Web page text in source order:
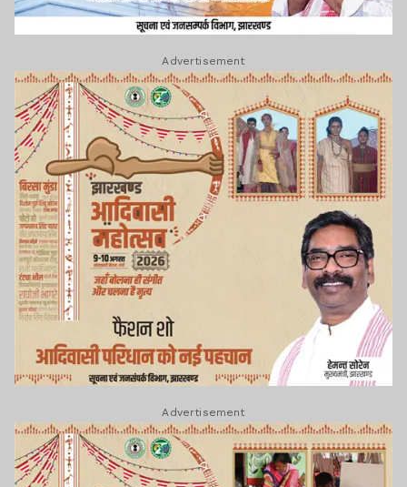
Advertisement
Advertisement